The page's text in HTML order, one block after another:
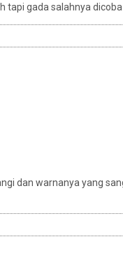
tapi gada salahnya dicoba
dan warnanya yang